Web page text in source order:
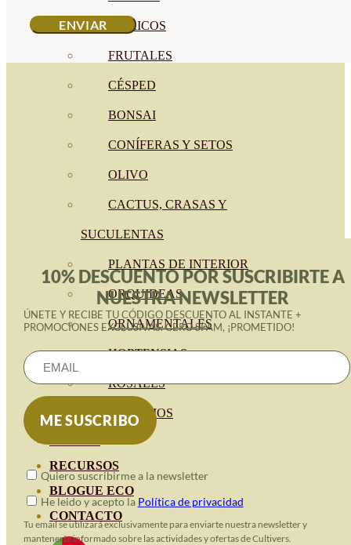
CÍTRICOS
FRUTALES
CÉSPED
BONSAI
CONÍFERAS Y SETOS
OLIVO
CACTUS, CRASAS Y
SUCULENTAS
PLANTAS DE INTERIOR
ORQUIDEAS
ORNAMENTALES
HORTENSIAS
ROSALES
GERANIOS
RECURSOS
BLOGUE ECO
CONTACTO
10% DESCUENTO POR SUSCRIBIRTE A
NUESTRA NEWSLETTER
ÚNETE Y RECIBE TU CÓDIGO DESCUENTO AL INSTANTE +
PROMOCIONES EXCLUSIVAS. CERO SPAM, ¡PROMETIDO!
Quiero suscribirme a la newsletter
He leido y acepto la Política de privacidad
Tu email se utilizará exclusivamente para enviarte nuestra newsletter y
mantenerte informado sobre las actividades y ofertas de Cultivers.